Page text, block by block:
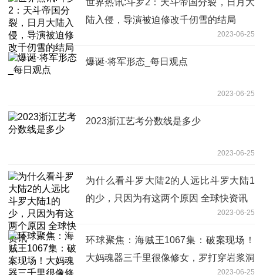
陆入侵，导演被迫修改千仞雪的结局
2023-06-25
爆诞·将军形态_每日观点
2023-06-25
2023浙江艺考分数线是多少
2023-06-25
为什么看斗罗大陆2的人远比斗罗大陆1
的少，只因为有这两个原因 全球快资讯
2023-06-25
环球聚焦：海贼王1067集：破案现场！
大妈魂器三千里很像修女，罗打穿岩浆洞
2023-06-25